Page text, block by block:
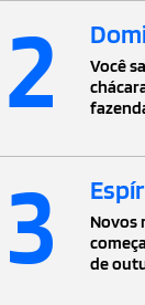
2
Você
3
Novos
de